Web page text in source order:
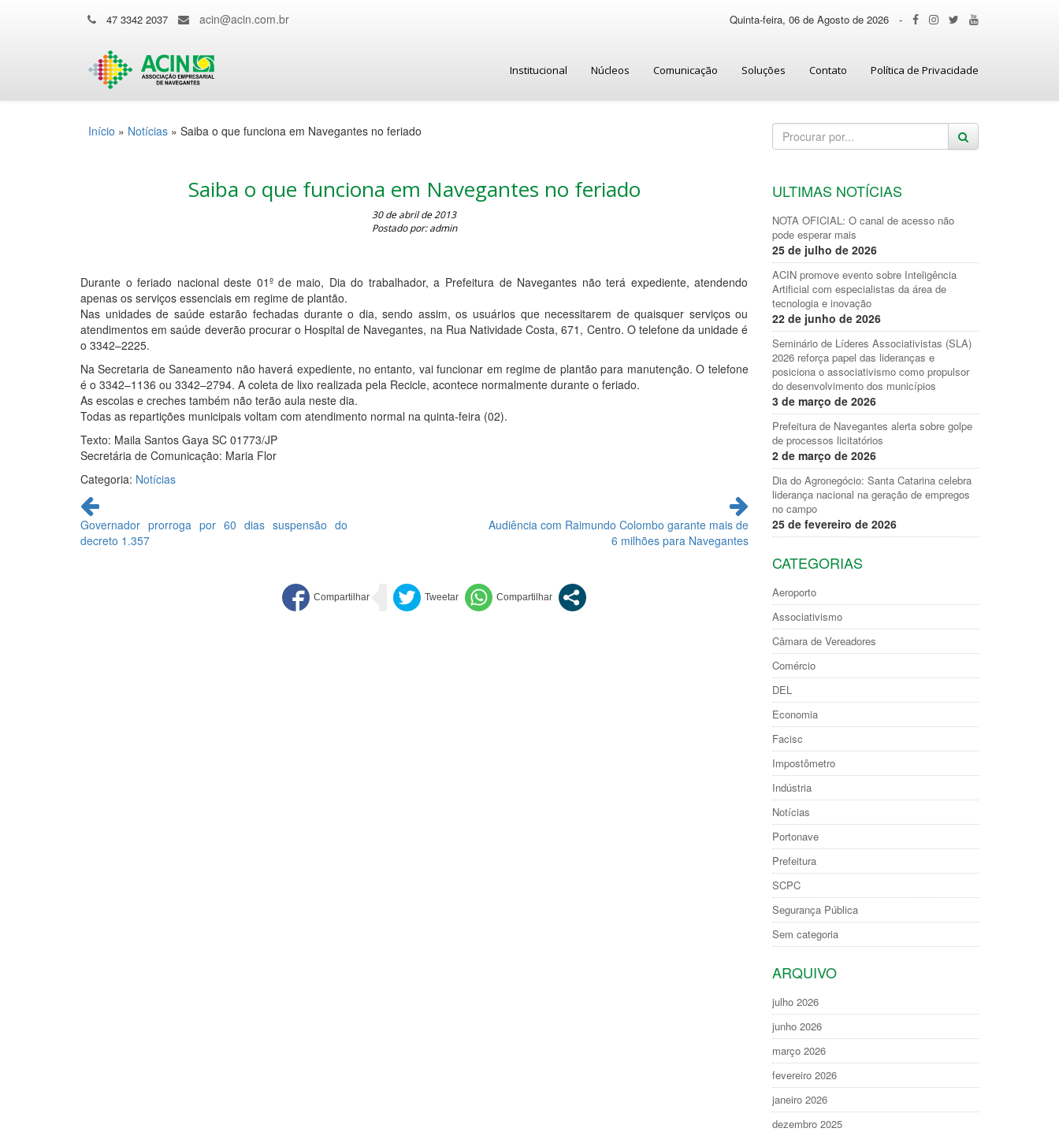
47 3342 2037 acin@acin.com.br Quinta-feira, 06 de Agosto de 2026 -
Institucional Núcleos Comunicação Soluções Contato Política de Privacidade
Início » Notícias » Saiba o que funciona em Navegantes no feriado
Saiba o que funciona em Navegantes no feriado
30 de abril de 2013
Postado por: admin
Durante o feriado nacional deste 01º de maio, Dia do trabalhador, a Prefeitura de Navegantes não terá expediente, atendendo
apenas os serviços essenciais em regime de plantão.
Nas unidades de saúde estarão fechadas durante o dia, sendo assim, os usuários que necessitarem de quaisquer serviços ou
atendimentos em saúde deverão procurar o Hospital de Navegantes, na Rua Natividade Costa, 671, Centro. O telefone da unidade é
o 3342–2225.
Na Secretaria de Saneamento não haverá expediente, no entanto, vai funcionar em regime de plantão para manutenção. O telefone
é o 3342–1136 ou 3342–2794. A coleta de lixo realizada pela Recicle, acontece normalmente durante o feriado.
As escolas e creches também não terão aula neste dia.
Todas as repartições municipais voltam com atendimento normal na quinta-feira (02).
Texto: Maila Santos Gaya SC 01773/JP
Secretária de Comunicação: Maria Flor
Categoria: Notícias
Continue
lendo
Governador prorroga por 60 dias suspensão do
decreto 1.357
Audiência com Raimundo Colombo garante mais de
6 milhões para Navegantes
ULTIMAS NOTÍCIAS
NOTA OFICIAL: O canal de acesso não
pode esperar mais
25 de julho de 2026
ACIN promove evento sobre Inteligência
Artificial com especialistas da área de
tecnologia e inovação
22 de junho de 2026
Seminário de Líderes Associativistas (SLA)
2026 reforça papel das lideranças e
posiciona o associativismo como propulsor
do desenvolvimento dos municípios
3 de março de 2026
Prefeitura de Navegantes alerta sobre golpe
de processos licitatórios
2 de março de 2026
Dia do Agronegócio: Santa Catarina celebra
liderança nacional na geração de empregos
no campo
25 de fevereiro de 2026
CATEGORIAS
Aeroporto
Associativismo
Câmara de Vereadores
Comércio
DEL
Economia
Facisc
Impostômetro
Indústria
Notícias
Portonave
Prefeitura
SCPC
Segurança Pública
Sem categoria
ARQUIVO
julho 2026
junho 2026
março 2026
fevereiro 2026
janeiro 2026
dezembro 2025